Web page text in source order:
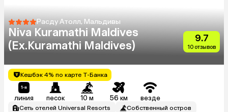
Расду Атолл, Мальдивы
Niva Kuramathi Maldives
(Ex.Kuramathi Maldives)
9.7
10 отзывов
Кешбэк 4% по карте Т-Банка
линия песок 10 м 56 км везде
Сеть отелей Universal Resorts
Собственный остров